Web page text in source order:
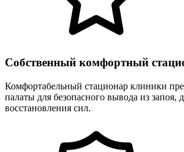
Собственный комфортный
Комфортабельный стационар клиники
палаты для безопасного вывода из запоя,
восстановления сил.